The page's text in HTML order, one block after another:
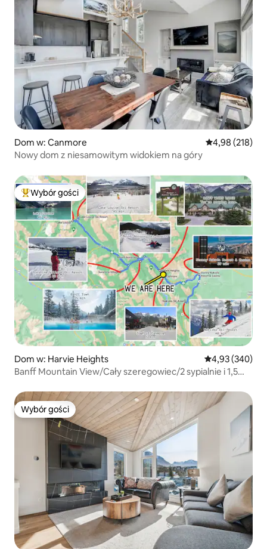
Dom w: Canmore Średnia
4,98 (218)
Nowy dom z niesamowitym widokiem na góry
Najpopularniejsze z kategorii Wybór gości
Wybór gości
Dom w: Harvie Heights Średnia
4,93 (340)
Banff Mountain View/Cały szeregowiec/2 sypialnie i 1,5
Wybór gości
Wybór gości